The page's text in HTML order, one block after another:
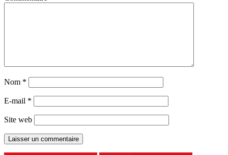
Nom *
E-mail *
Site web